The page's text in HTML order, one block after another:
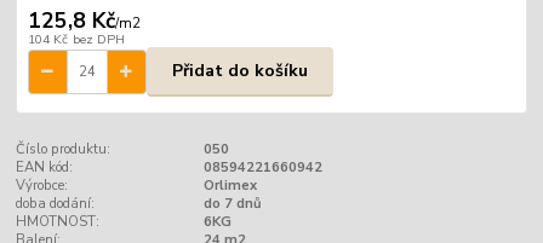
125,8 Kč/m2
104 Kč bez DPH
Přidat do košíku
Číslo produktu:
050
EAN kód:
08594221660942
Výrobce:
Orlimex
doba dodání:
do 7 dnů
HMOTNOST:
6KG